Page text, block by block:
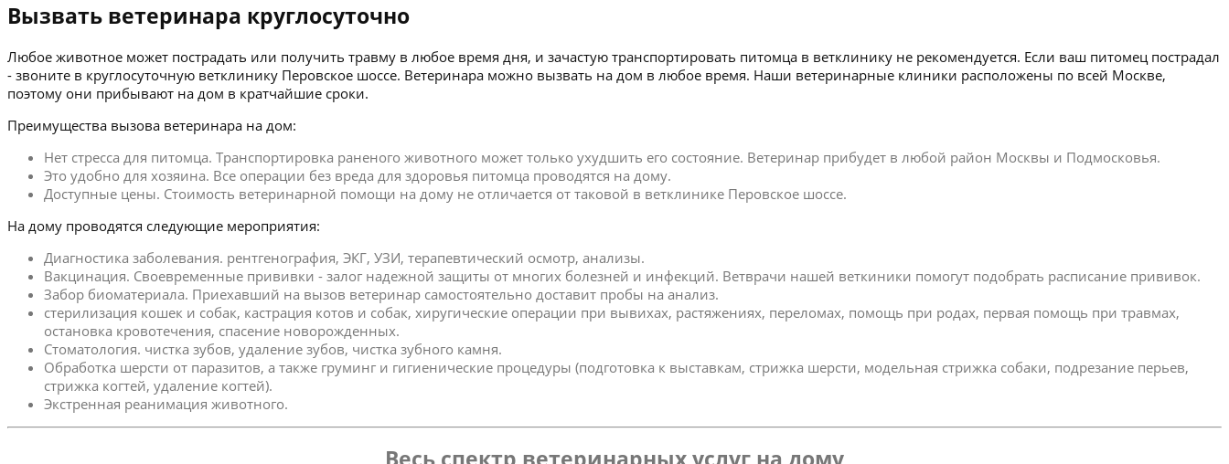
Вызвать ветеринара круглосуточно
Любое животное может пострадать или получить травму в любое время дня, и зачастую транспортировать питомца в ветклинику не рекомендуется. Если ваш питомец пострадал
- звоните в круглосуточную ветклинику Перовское шоссе. Ветеринара можно вызвать на дом в любое время. Наши ветеринарные клиники расположены по всей Москве,
поэтому они прибывают на дом в кратчайшие сроки.
Преимущества вызова ветеринара на дом:
Нет стресса для питомца. Транспортировка раненого животного может только ухудшить его состояние. Ветеринар прибудет в любой район Москвы и Подмосковья.
Это удобно для хозяина. Все операции без вреда для здоровья питомца проводятся на дому.
Доступные цены. Стоимость ветеринарной помощи на дому не отличается от таковой в ветклинике Перовское шоссе.
На дому проводятся следующие мероприятия:
Диагностика заболевания. рентгенография, ЭКГ, УЗИ, терапевтический осмотр, анализы.
Вакцинация. Своевременные прививки - залог надежной защиты от многих болезней и инфекций. Ветврачи нашей веткиники помогут подобрать расписание прививок.
Забор биоматериала. Приехавший на вызов ветеринар самостоятельно доставит пробы на анализ.
стерилизация кошек и собак, кастрация котов и собак, хиругические операции при вывихах, растяжениях, переломах, помощь при родах, первая помощь при травмах,
остановка кровотечения, спасение новорожденных.
Стоматология. чистка зубов, удаление зубов, чистка зубного камня.
Обработка шерсти от паразитов, а также груминг и гигиенические процедуры (подготовка к выставкам, стрижка шерсти, модельная стрижка собаки, подрезание перьев,
стрижка когтей, удаление когтей).
Экстренная реанимация животного.